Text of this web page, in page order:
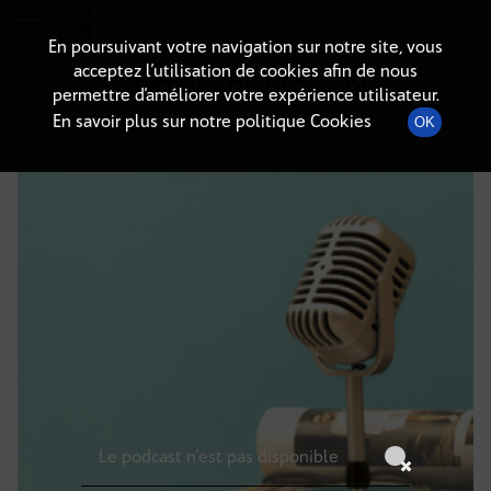
DÉTAILS DE L'ÉPISODE
11 juillet 2025à 15h59 , durée : Invalid date
En poursuivant votre navigation sur notre site, vous
acceptez l’utilisation de cookies afin de nous
permettre d’améliorer votre expérience utilisateur.
En savoir plus sur notre politique Cookies
OK
Le podcast n'est pas disponible